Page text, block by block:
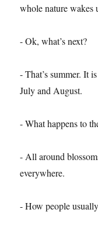
whole nature wakes
- Ok, what’s next?
- That’s summer. It
July and August.
- What happens to
- All around
everywhere.
- How people